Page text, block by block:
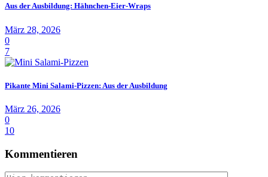
Aus der Ausbildung: Hähnchen-Eier-Wraps
März 28, 2026
0
7
Pikante Mini Salami-Pizzen: Aus der Ausbildung
März 26, 2026
0
10
Kommentieren